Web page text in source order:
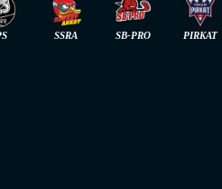
SSRA SB-PRO PIRKAT